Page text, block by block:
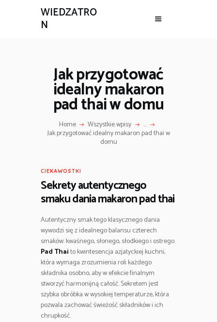
WIEDZATRO
N
Jak przygotować
idealny makaron
pad thai w domu
Home Wszystkie wpisy ...
Jak przygotować idealny makaron pad thai w
domu
CIEKAWOSTKI
Sekrety autentycznego
smaku dania makaron pad thai
Autentyczny smak tego klasycznego dania
wywodzi się z idealnego balansu czterech
smaków: kwaśnego, słonego, słodkiego i ostrego.
Pad Thaito kwintesencja azjatyckiej kuchni,
która wymaga zrozumienia roli każdego
składnika osobno, aby w efekcie finalnym
stworzyć harmonijną całość. Sekretem jest
szybka obróbka w wysokiej temperaturze, która
pozwala zachować świeżość składników i ich
chrupkość.